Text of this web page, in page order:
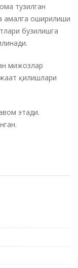
тузилган
амалга оширилиши
бузилишга
мижозлар
қилишлари
этади.